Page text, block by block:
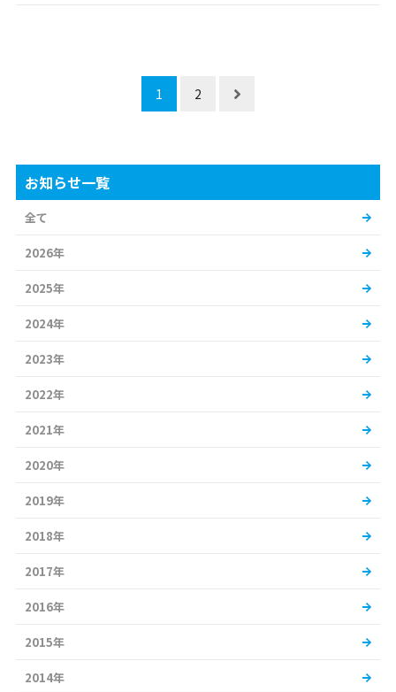
1 2
お知らせ一覧
全て
2026年
2025年
2024年
2023年
2022年
2021年
2020年
2019年
2018年
2017年
2016年
2015年
2014年